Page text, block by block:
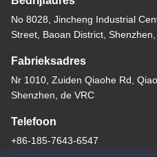
No 8028, Jincheng Industrial
Street, Baoan District,
Fabrieksadres
Nr 1010, Zuiden Qiaohe Rd,
Shenzhen, de VRC
Telefoon
+86-185-7643-6547